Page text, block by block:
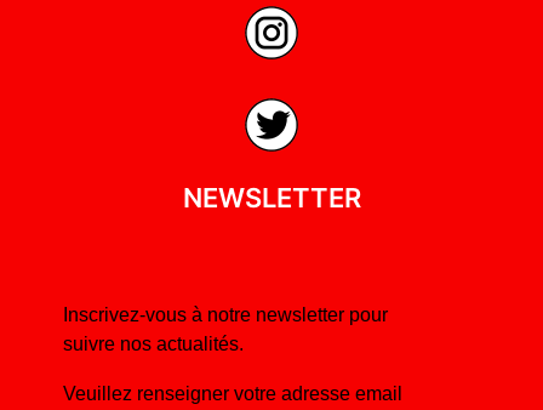
NEWSLETTER
Inscrivez-vous à notre newsletter pour
suivre nos actualités.
Veuillez renseigner votre adresse email